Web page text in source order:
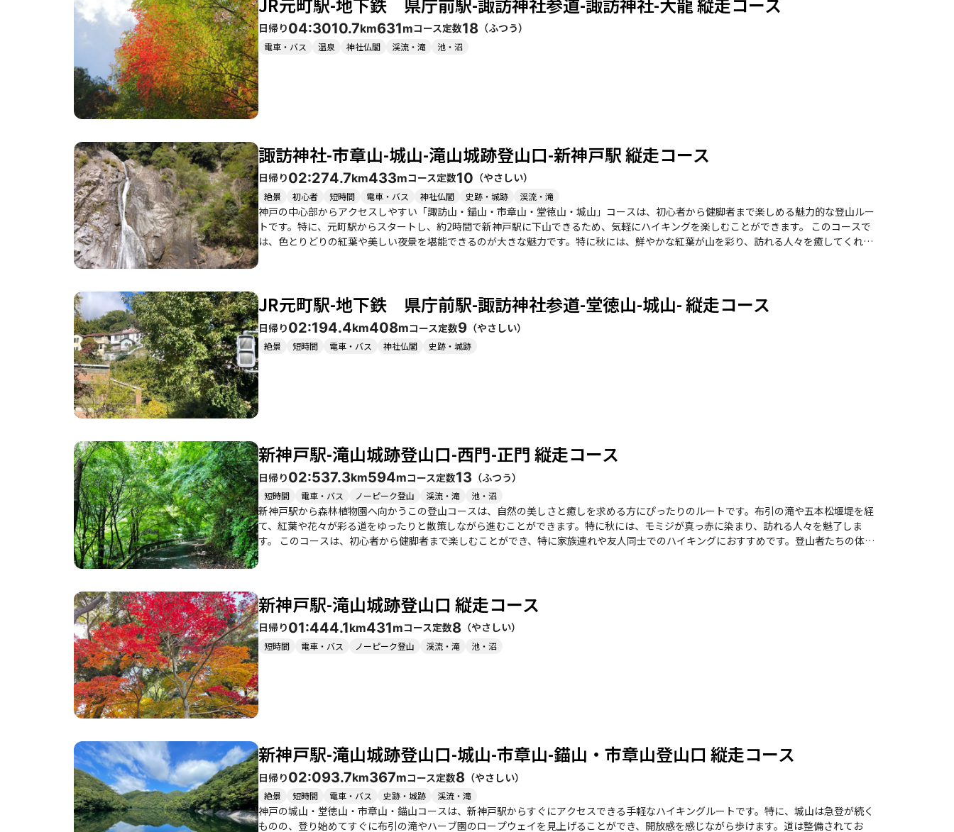
め、足元には十分注意が必要です。また、熊の出没情報もあるため、熊鈴を持参することをおすすめします。全体的に、菊水山と鍋蓋山
は、自然の美しさと達成感を味わえる素晴らしい登山コースです。特に、静かな時間を過ごしたい方や、自然観察を楽しみたい方にはぴっ
たりの場所です。
日帰り04:3010.7km631mコース定数18 （ふつう）
電車・バス 温泉 神社仏閣 渓流・滝 池・沼
諏訪神社-市章山-城山-滝山城跡登山口-新神戸駅 縦走コース
日帰り02:274.7km433mコース定数10 （やさしい）
絶景 初心者 短時間 電車・バス 神社仏閣 史跡・城跡 渓流・滝
神戸の中心部からアクセスしやすい「諏訪山・錨山・市章山・堂徳山・城山」コースは、初心者から健脚者まで楽しめる魅力的な登山ルー
トです。特に、元町駅からスタートし、約2時間で新神戸駅に下山できるため、気軽にハイキングを楽しむことができます。 このコースで
は、色とりどりの紅葉や美しい夜景を堪能できるのが大きな魅力です。特に秋には、鮮やかな紅葉が山を彩り、訪れる人々を癒してくれま
ます。 また、途中には滝山城跡やハーブ園、布引の滝などの観光スポットもあり、登山の合間に立ち寄ることができます。特に布引の滝
は、雨の後には水量が増し、迫力ある姿を見せてくれます。下山後には、近くの居酒屋で冷たいビールや唐揚げを楽しむのも、登山の醍醐
味です。 このコースは、友人や家族と一緒に訪れるのはもちろん、ソロでのんびりと自然を楽しむのにも最適です。特に平日は人が少な
く、静かな山歩きを楽しむことができるため、リフレッシュしたい方にもおすすめです。神戸の裏山で、自然と歴史を感じながら、心地よ
JR元町駅-地下鉄 県庁前駅-諏訪神社参道-堂徳山-城山- 縦走コース
日帰り02:194.4km408mコース定数9 （やさしい）
絶景 短時間 電車・バス 神社仏閣 史跡・城跡
新神戸駅-滝山城跡登山口-西門-正門 縦走コース
日帰り02:537.3km594mコース定数13 （ふつう）
短時間 電車・バス ノーピーク登山 渓流・滝 池・沼
新神戸駅から森林植物園へ向かうこの登山コースは、自然の美しさと癒しを求める方にぴったりのルートです。布引の滝や五本松堰堤を経
て、紅葉や花々が彩る道をゆったりと散策しながら進むことができます。特に秋には、モミジが真っ赤に染まり、訪れる人々を魅了しま
す。 このコースは、初心者から健脚者まで楽しむことができ、特に家族連れや友人同士でのハイキングにおすすめです。登山者たちの体験
点在しており、登山後の楽しみも豊富です。 ただし、注意点としては、雨の日には滑りやすい箇所があるため、しっかりとした靴を履くこ
とが推奨されます。また、特に週末は人が多くなるため、早めの出発が良いでしょう。全体的に整備された道が多く、アクセスも良好で、
自然を満喫しながらのハイキングを楽しむことができるコースです。
新神戸駅-滝山城跡登山口 縦走コース
日帰り01:444.1km431mコース定数8 （やさしい）
短時間 電車・バス ノーピーク登山 渓流・滝 池・沼
新神戸駅-滝山城跡登山口-城山-市章山-錨山・市章山登山口 縦走コース
日帰り02:093.7km367mコース定数8 （やさしい）
絶景 短時間 電車・バス 史跡・城跡 渓流・滝
神戸の城山・堂徳山・市章山・錨山コースは、新神戸駅からすぐにアクセスできる手軽なハイキングルートです。特に、城山は急登が続く
ものの、登り始めてすぐに布引の滝やハーブ園のロープウェイを見上げることができ、開放感を感じながら歩けます。道は整備されてお